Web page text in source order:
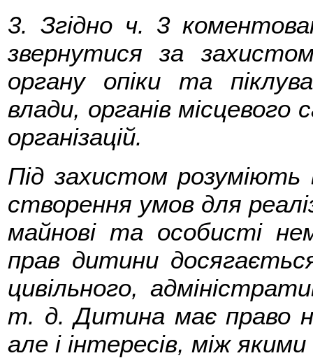
3. Згідно ч. 3
звернутися за
органу опіки та
влади, органів
організацій.
Під захистом розуміють
створення умов для
майнові та особисті
прав дитини
цивільного,
т. д. Дитина має право
але і інтересів, між